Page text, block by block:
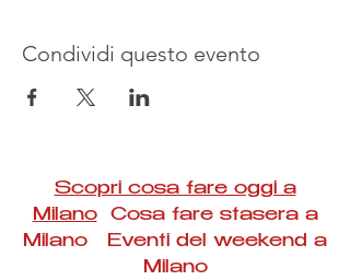
Condividi questo evento
Scopri cosa fare oggi a
MilanoCosa fare stasera a
Milano Eventi del weekend a
Milano